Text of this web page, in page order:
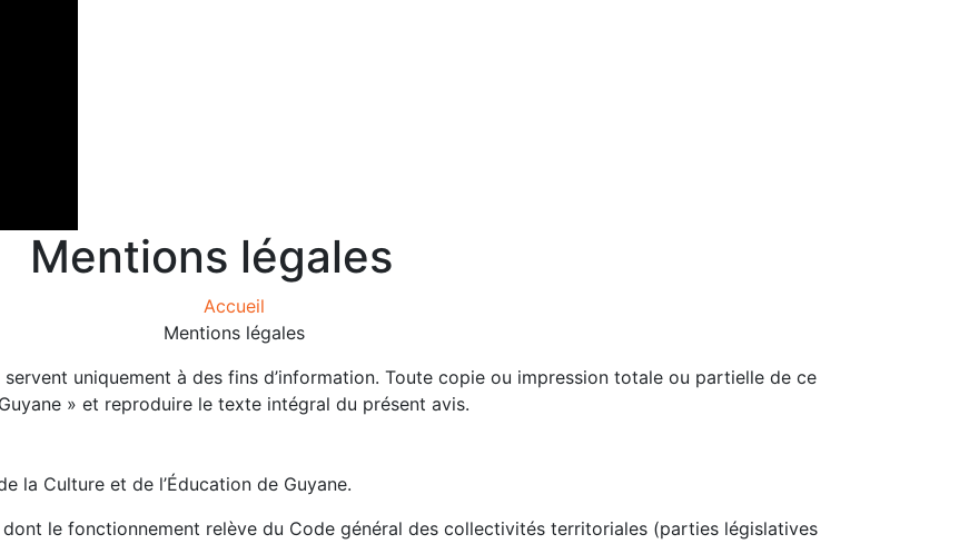
Mentions légales
Accueil
Mentions légales
uniquement à des fins d’information. Toute copie ou impression totale ou partielle de ce
» et reproduire le texte intégral du présent avis.
la Culture et de l’Éducation de Guyane.
dont le fonctionnement relève du Code général des collectivités territoriales (parties législatives